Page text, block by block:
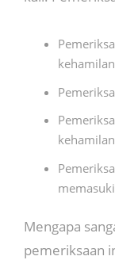
kehamilan
Mengapa
pemeriksaan